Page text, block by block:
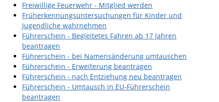
Freiwillige Feuerwehr - Mitglied werden
Früherkennungsuntersuchungen für Kinder und
Jugendliche wahrnehmen
Führerschein - Begleitetes Fahren ab 17 Jahren
beantragen
Führerschein - bei Namensänderung umtauschen
Führerschein - Erweiterung beantragen
Führerschein - nach Entziehung neu beantragen
Führerschein - Umtausch in EU-Führerschein
beantragen